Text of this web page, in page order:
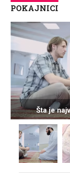
POKAJNICI
Šta je